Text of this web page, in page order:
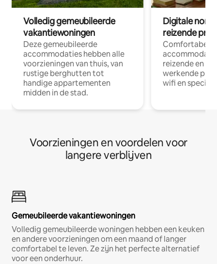
Volledig gemeubileerde
vakantiewoningen
Deze gemeubileerde
accommodaties hebben alle
voorzieningen van thuis, van
rustige berghutten tot
handige appartementen
midden in de stad.
Digitale
reizende
Comfortabele
reizende en
werkende
wifi en
Voorzieningen en voordelen voor
langere verblijven
Gemeubileerde vakantiewoningen
Volledig gemeubileerde woningen hebben een keuken
en andere voorzieningen om een maand of langer
comfortabel te leven. Ze zijn het perfecte alternatief
voor een onderhuur.